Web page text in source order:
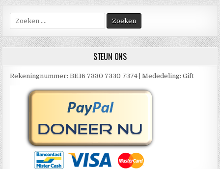
naar:
STEUN ONS
Rekeningnummer: BE16 7330 7330 7374 | Mededeling: Gift